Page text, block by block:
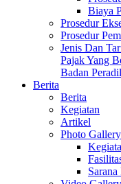
Biaya
Prosedur
Prosedur
Jenis Dan
Pajak Yang
Badan
Berita
Berita
Kegiatan
Artikel
Photo Gallery